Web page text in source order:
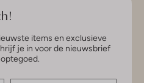
items en exclusieve
je in voor de nieuwsbrief